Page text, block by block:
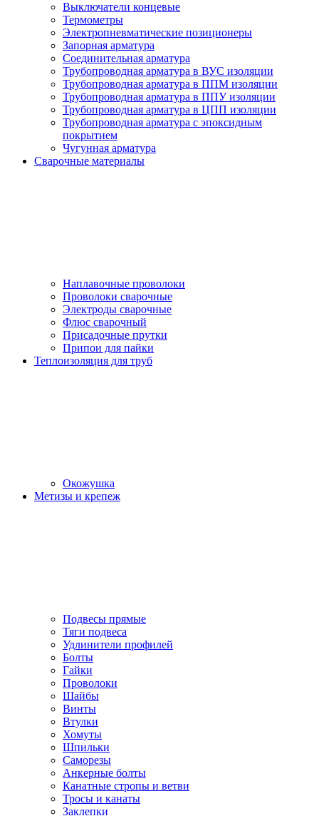
Выключатели концевые
Термометры
Электропневматические позиционеры
Запорная арматура
Соединительная арматура
Трубопроводная арматура в ВУС изоляции
Трубопроводная арматура в ППМ изоляции
Трубопроводная арматура в ППУ изоляции
Трубопроводная арматура в ЦПП изоляции
Трубопроводная арматура с эпоксидным
покрытием
Чугунная арматура
Сварочные материалы
Наплавочные проволоки
Проволоки сварочные
Электроды сварочные
Флюс сварочный
Присадочные прутки
Припои для пайки
Теплоизоляция для труб
Окожушка
Метизы и крепеж
Подвесы прямые
Тяги подвеса
Удлинители профилей
Болты
Гайки
Проволоки
Шайбы
Винты
Втулки
Хомуты
Шпильки
Саморезы
Анкерные болты
Канатные стропы и ветви
Тросы и канаты
Заклепки